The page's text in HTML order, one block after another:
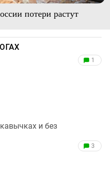
потери растут
1
и без
3